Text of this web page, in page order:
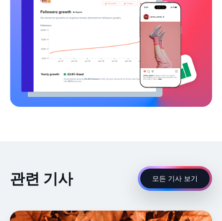
관련 기사 모든 기사 보기